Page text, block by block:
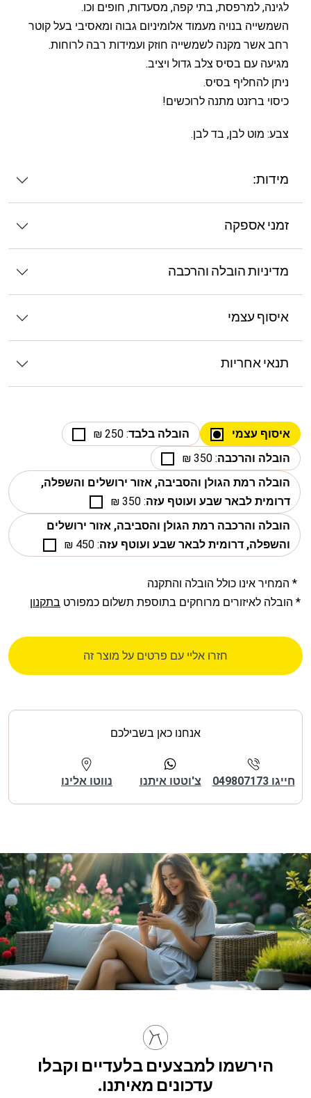
לגינה, למרפסת, בתי קפה, מסעדות, חופים וכו.
השמשייה בנויה מעמוד אלומיניום גבוה ומאסיבי בעל קוטר
רחב אשר מקנה לשמשייה חוזק ועמידות רבה לרוחות.
מגיעה עם בסיס צלב גדול ויציב.
ניתן להחליף בסיס.
כיסוי ברזנט מתנה לרוכשים!
צבע: מוט לבן, בד לבן.
מידות:
זמני אספקה
מדיניות הובלה והרכבה
איסוף עצמי
תנאי אחריות
איסוף עצמי הובלה בלבד: 250 ₪
הובלה והרכבה: 350 ₪
הובלה רמת הגולן והסביבה, אזור ירושלים והשפלה,
דרומית לבאר שבע ועוטף עזה: 350 ₪
הובלה והרכבה רמת הגולן והסביבה, אזור ירושלים
והשפלה, דרומית לבאר שבע ועוטף עזה: 450 ₪
* המחיר אינו כולל הובלה והתקנה
* הובלה לאיזורים מרוחקים בתוספת תשלום כמפורט בתקנון
חזרו אליי עם פרטים על מוצר זה
אנחנו כאן בשבילכם
חייגו 049807173 צ'וטטו איתנו נווטו אלינו
הירשמו למבצעים בלעדיים וקבלו
עדכונים מאיתנו.